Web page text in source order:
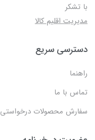
با تشکر
مدیریت اقلیم کالا
دسترسی سریع
راهنما
تماس با ما
سفارش محصولات درخواستی